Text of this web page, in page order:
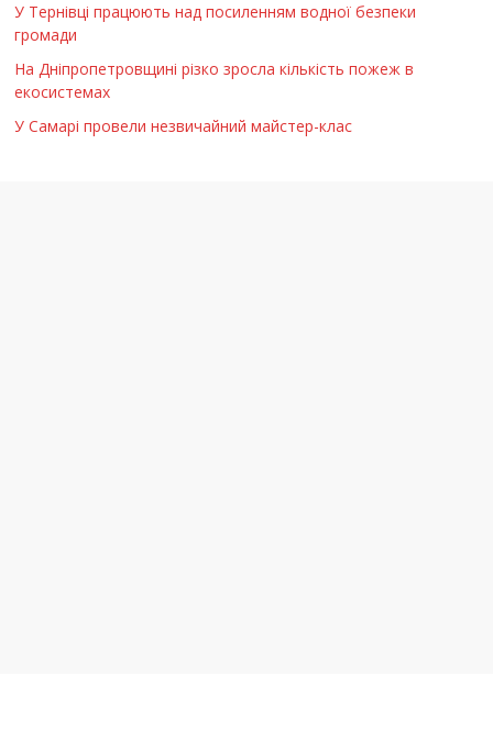
У Тернівці працюють над посиленням водної безпеки
громади
На Дніпропетровщині різко зросла кількість пожеж в
екосистемах
У Самарі провели незвичайний майстер-клас